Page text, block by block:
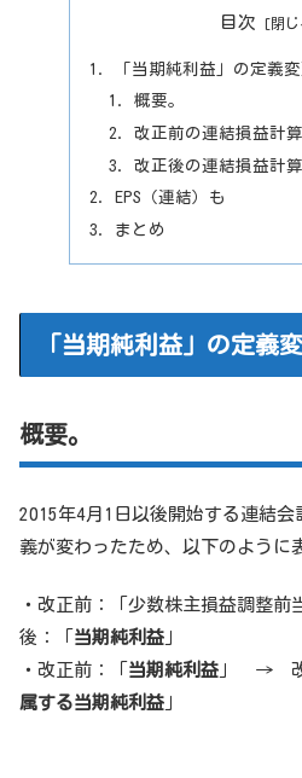
目次
「当期純利益」の定義
概要。
改正前の連結損益計
改正後の連結損益計
EPS（連結）も
まとめ
「当期純利益」の定義
概要。
2015年4月1日以後開始する連結
義が変わったため、以下のように
・改正前：「少数株主損益調整
後：「 当期純利益
・改正前：「 当期純利益 」 → 改
属する当期純利益